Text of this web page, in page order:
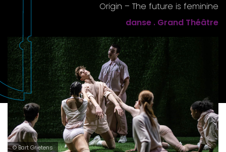
Origin – The future is feminine
danse . Grand Théâtre
© Bart Grietens